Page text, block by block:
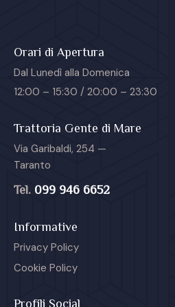
Orari di Apertura
Dal Lunedì alla Domenica
12:00 – 15:30 / 20:00 – 23:30
Trattoria Gente di Mare
Via Garibaldi, 254 —
Taranto
Tel. 099 946 6652
Informative
Privacy Policy
Cookie Policy
Profili Social